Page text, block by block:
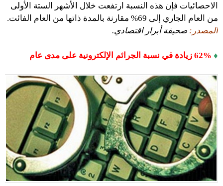
الاحصائيات فإن هذه النسبة ارتفعت خلال الأشهر الستة الأولى
من العام الجاري إلى 69% مقارنة بالمدة ذاتها من العام الفائت.
المصدر: صحيفة أبرار اقتصادي.
♦ 62% زيادة في نسبة الجرائم الإلكترونية على مدى عام